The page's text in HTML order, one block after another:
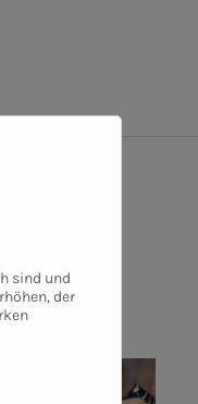
sind und
der